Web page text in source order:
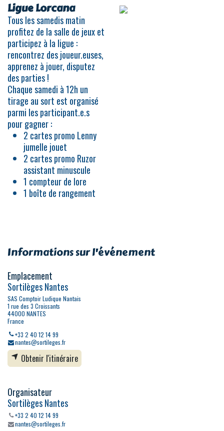
Ligue Lorcana
Tous les samedis matin
profitez de la salle de jeux et
participez à la ligue :
rencontrez des joueur.euses,
apprenez à jouer, disputez
des parties !
Chaque samedi à 12h un
tirage au sort est organisé
parmi les participant.e.s
pour gagner :
2 cartes promo Lenny
jumelle jouet
2 cartes promo Ruzor
assistant minuscule
1 compteur de lore
1 boîte de rangement
Informations sur l'événement
Emplacement
Sortilèges Nantes
SAS Comptoir Ludique Nantais
1 rue des 3 Croissants
44000 NANTES
France
+33 2 40 12 14 99
nantes@sortileges.fr
Obtenir l'itinéraire
Organisateur
Sortilèges Nantes
+33 2 40 12 14 99
nantes@sortileges.fr